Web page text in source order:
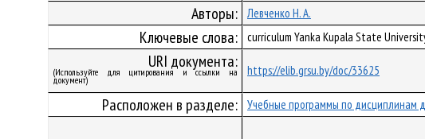
Авторы: Левченко Н. А.
Ключевые слова: curriculum Yanka Kupala State
URI документа:
(Используйте для цитирования и ссылки на
документ)
https://elib.grsu.by/doc/33625
Расположен в разделе: Учебные программы по дисциплинам